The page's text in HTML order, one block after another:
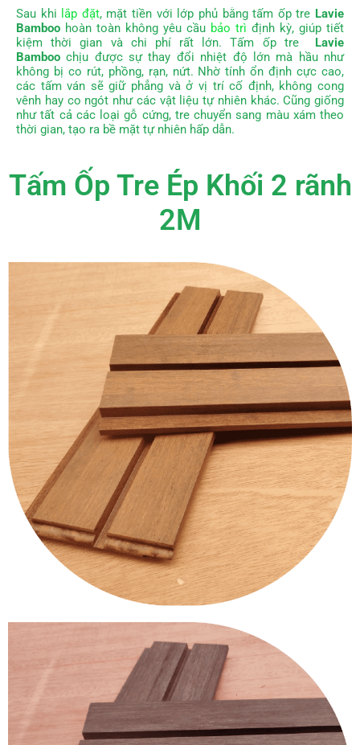
Sau khi lắp đặt, mặt tiền với lớp phủ bằng tấm ốp tre Lavie
Bamboo hoàn toàn không yêu cầu bảo trì định kỳ, giúp tiết
kiệm thời gian và chi phí rất lớn.Tấm ốp tre
Lavie
Bamboo chịu được sự thay đổi nhiệt độ lớn mà hầu như
không bị co rút, phồng, rạn, nứt. Nhờ tính ổn định cực cao,
các tấm ván sẽ giữ phẳng và ở vị trí cố định, không cong
vênh hay co ngót như các vật liệu tự nhiên khác.Cũng giống
như tất cả các loại gỗ cứng, tre chuyển sang màu xám theo
thời gian, tạo ra bề mặt tự nhiên hấp dẫn.
Tấm Ốp Tre Ép Khối 2 rãnh
2M